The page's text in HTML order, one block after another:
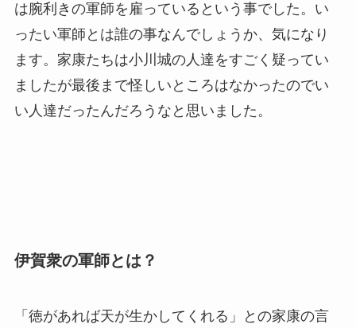
は腕利きの軍師を雇っているという事でした。い
ったい軍師とは誰の事なんでしょうか、気になり
ます。家康たちは小川城の人達をすごく疑ってい
ましたが最後まで怪しいところはなかったのでい
い人達だったんだろうなと思いました。
伊賀衆の軍師とは？
「徳があれば天が生かしてくれる」との家康の言